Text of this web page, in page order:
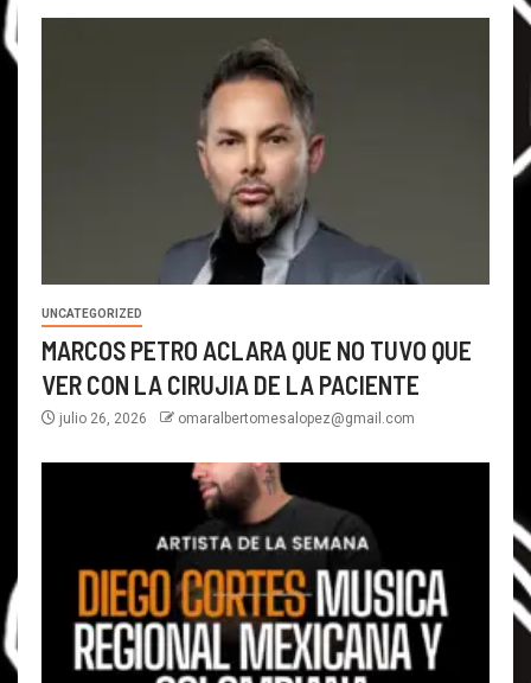
UNCATEGORIZED
MARCOS PETRO ACLARA QUE NO TUVO QUE
VER CON LA CIRUJIA DE LA PACIENTE
julio 26, 2026 omaralbertomesalopez@gmail.com